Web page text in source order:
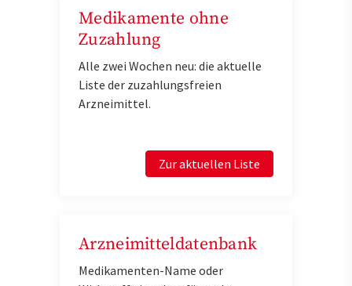
Medikamente ohne
Zuzahlung
Alle zwei Wochen neu: die aktuelle
Liste der zuzahlungsfreien
Arzneimittel.
Zur aktuellen Liste
Arzneimitteldatenbank
Medikamenten-Name oder